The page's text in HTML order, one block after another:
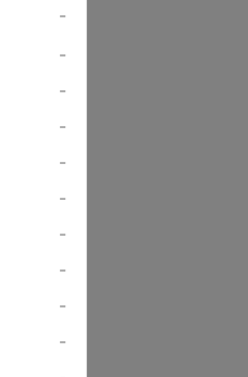
-
-
-
-
-
-
-
-
-
-